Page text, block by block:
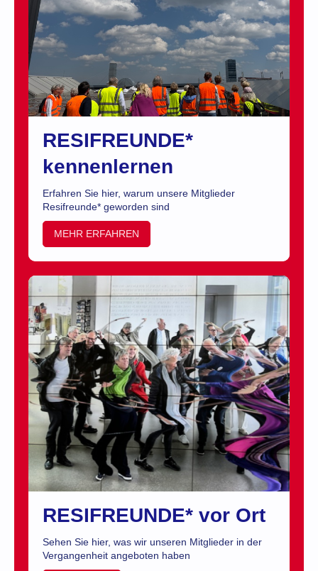
RESIFREUNDE*
kennenlernen
Erfahren Sie hier, warum unsere Mitglieder
Resifreunde* geworden sind
MEHR ERFAHREN
RESIFREUNDE* vor Ort
Sehen Sie hier, was wir unseren Mitglieder in der
Vergangenheit angeboten haben